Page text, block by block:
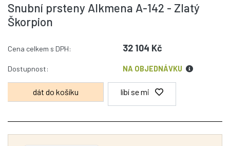
Snubní prsteny Alkmena A-142 - Zlatý
Škorpion
Cena celkem s DPH: 32 104 Kč
Dostupnost: NA OBJEDNÁVKU
líbí se mi